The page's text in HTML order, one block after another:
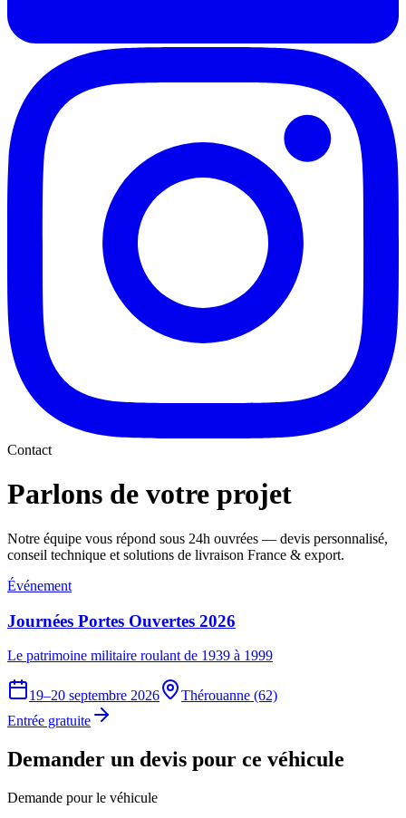
Contact
Parlons de votre projet
Notre équipe vous répond sous 24h ouvrées — devis personnalisé,
conseil technique et solutions de livraison France & export.
Événement
Journées Portes Ouvertes 2026
Le patrimoine militaire roulant de 1939 à 1999
19–20 septembre 2026
Thérouanne (62)
Entrée gratuite
Demander un devis pour ce véhicule
Demande pour le véhicule